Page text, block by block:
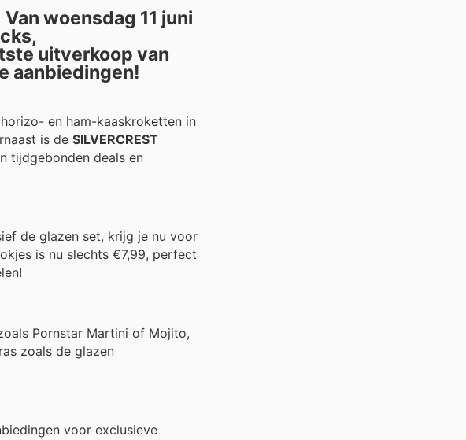
woensdag 11 juni
uitverkoop van
aanbiedingen!
en ham-kaaskroketten in
is de SILVERCREST
tijdgebonden deals en
de glazen set, krijg je nu voor
is nu slechts €7,99, perfect
Pornstar Martini of Mojito,
zoals de glazen
voor exclusieve